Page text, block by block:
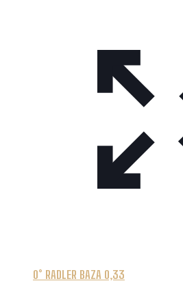
0° RADLER BAZA 0,33